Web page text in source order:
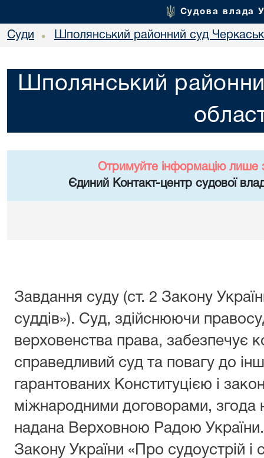
Судова влада
Суди • Шполянський районний суд
Шполянський
Отримуйте інформацію лише
Єдиний Контакт-центр судової
Завдання суду (ст. 2 Закону
суддів»). Суд, здійснюючи
верховенства права, забезпечує
справедливий суд та повагу до
гарантованих Конституцією і
міжнародними договорами, згода
надана Верховною Радою
Закону України «Про судоустрій і